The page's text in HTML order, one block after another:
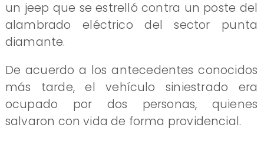
un jeep que se estrelló contra un poste del
alambrado eléctrico del sector punta
diamante.
De acuerdo a los antecedentes conocidos
más tarde, el vehículo siniestrado era
ocupado por dos personas, quienes
salvaron con vida de forma providencial.